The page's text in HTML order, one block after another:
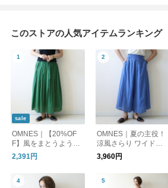
このストアの人気アイテムランキング
sale
OMNES｜【20%OF
F】風をまとうように
軽やかに。一枚で決ま
る主役ロングスカート
2,391円
OMNES｜夏の主役！
涼風さらり ワイドパ
ンツ
3,960円